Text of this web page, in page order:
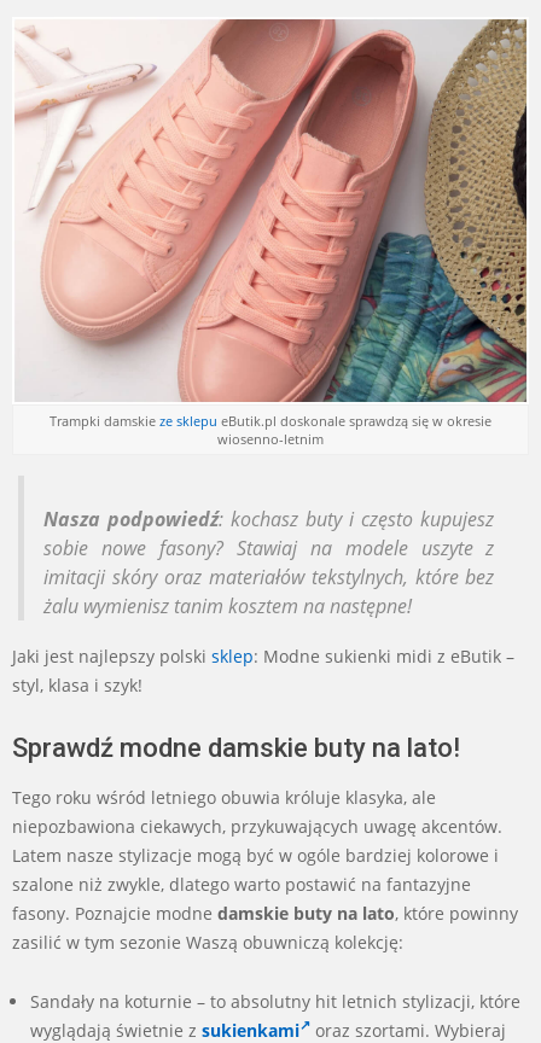
Trampki damskie ze sklepu eButik.pl doskonale sprawdzą się w okresie
wiosenno-letnim
Nasza podpowiedź: kochasz buty i często kupujesz
sobie nowe fasony? Stawiaj na modele uszyte z
imitacji skóry oraz materiałów tekstylnych, które bez
żalu wymienisz tanim kosztem na następne!
Jaki jest najlepszy polski sklep: Modne sukienki midi z eButik –
styl, klasa i szyk!
Sprawdź modne damskie buty na lato!
Tego roku wśród letniego obuwia króluje klasyka, ale
niepozbawiona ciekawych, przykuwających uwagę akcentów.
Latem nasze stylizacje mogą być w ogóle bardziej kolorowe i
szalone niż zwykle, dlatego warto postawić na fantazyjne
fasony. Poznajcie modne damskie buty na lato, które powinny
zasilić w tym sezonie Waszą obuwniczą kolekcję:
Sandały na koturnie – to absolutny hit letnich stylizacji, które
wyglądają świetnie z sukienkami
oraz szortami. Wybieraj